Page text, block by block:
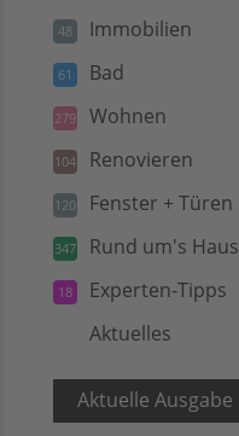
48 Immobilien
61 Bad
279 Wohnen
104 Renovieren
120 Fenster + Türen
347 Rund um's Haus
18 Experten-Tipps
Aktuelles
Aktuelle Ausgabe